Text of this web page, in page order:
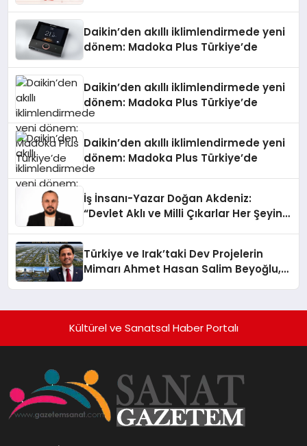
Daikin’den akıllı iklimlendirmede yeni
dönem: Madoka Plus Türkiye’de
Daikin’den akıllı iklimlendirmede yeni
dönem: Madoka Plus Türkiye’de
Daikin’den akıllı iklimlendirmede yeni
dönem: Madoka Plus Türkiye’de
İş İnsanı-Yazar Doğan Akdeniz:
“Devlet Aklı ve Milli Çıkarlar Her Şeyin
Türkiye ve Irak’taki Dev Projelerin
Mimarı Ahmet Hasan Salim Beyoğlu,
Hayata Geçirecek
Kültürel ve Sanatsal Haber Portalı